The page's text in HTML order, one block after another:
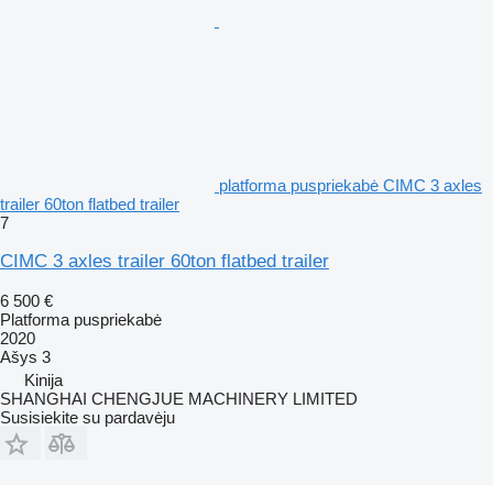
platforma puspriekabė CIMC 3 axles
trailer 60ton flatbed trailer
7
CIMC 3 axles trailer 60ton flatbed trailer
6 500 €
Platforma puspriekabė
2020
Ašys 3
Kinija
SHANGHAI CHENGJUE MACHINERY LIMITED
Susisiekite su pardavėju